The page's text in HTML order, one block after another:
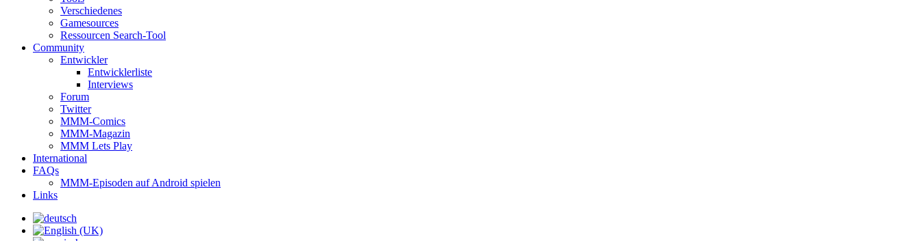
Verschiedenes
Gamesources
Ressourcen Search-Tool
Community
Entwickler
Entwicklerliste
Interviews
Forum
Twitter
MMM-Comics
MMM-Magazin
MMM Lets Play
International
FAQs
MMM-Episoden auf Android spielen
Links